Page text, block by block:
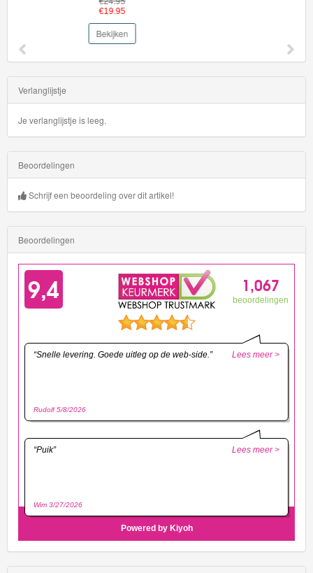
Verlanglijstje
Je verlanglijstje is leeg.
Beoordelingen
Schrijf een beoordeling over dit artikel!
Beoordelingen